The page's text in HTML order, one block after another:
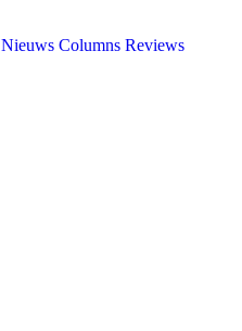
Nieuws Columns Reviews